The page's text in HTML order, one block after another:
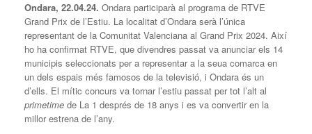
Ondara, 22.04.24. Ondara participarà al programa de RTVE
Grand Prix de l’Estiu. La localitat d’Ondara serà l’única
representant de la Comunitat Valenciana al Grand Prix 2024. Així
ho ha confirmat RTVE, que divendres passat va anunciar els 14
municipis seleccionats per a representar a la seua comarca en
un dels espais més famosos de la televisió, i Ondara és un
d’ells. El mític concurs va tornar l’estiu passat per tot l’alt al
primetime de La 1 després de 18 anys i es va convertir en la
millor estrena de l’any.